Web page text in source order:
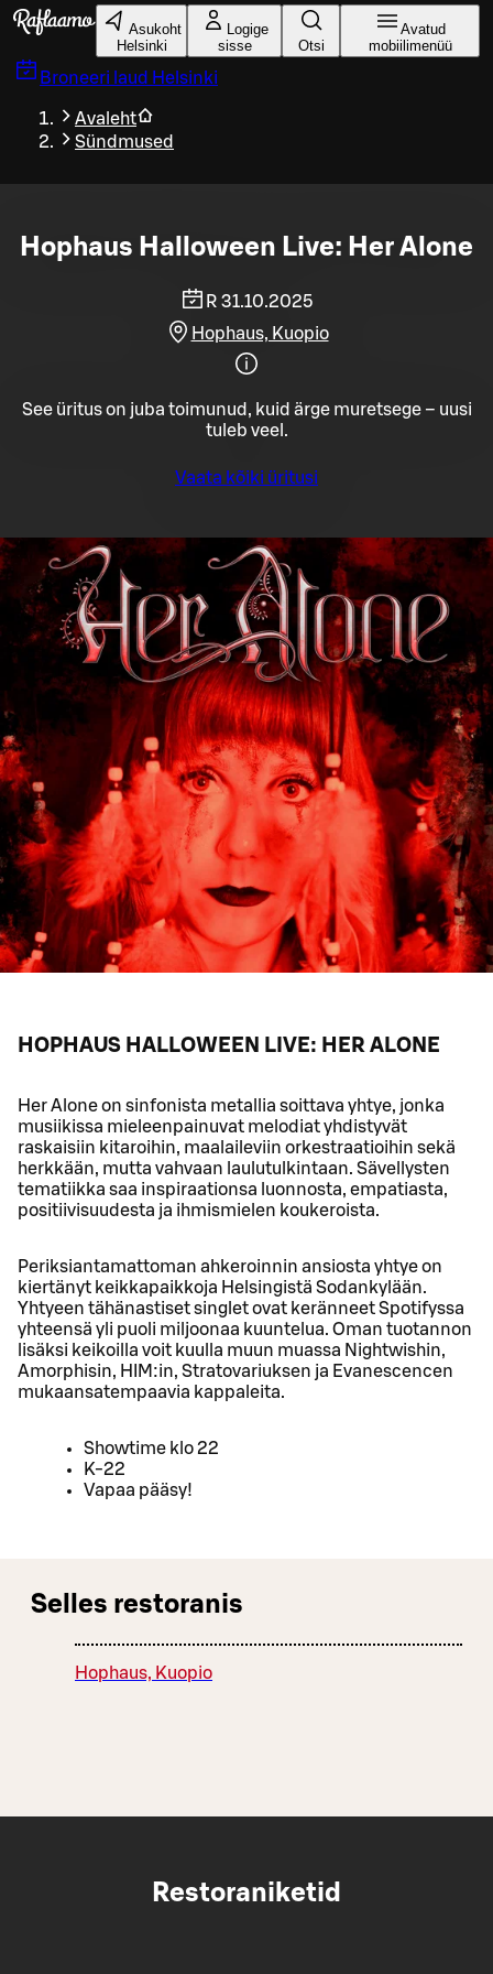
Liigu peamise sisu juurde
Asukoht
Helsinki
Logige
sisse
Otsi
Avatud
mobiilimenüü
Broneeri laud Helsinki
Avaleht
Sündmused
Hophaus Halloween Live: Her Alone
R 31.10.2025
Hophaus, Kuopio
See üritus on juba toimunud, kuid ärge muretsege – uusi
tuleb veel.
Vaata kõiki üritusi
HOPHAUS HALLOWEEN LIVE: HER ALONE
Her Alone on sinfonista metallia soittava yhtye, jonka
musiikissa mieleenpainuvat melodiat yhdistyvät
raskaisiin kitaroihin, maalaileviin orkestraatioihin sekä
herkkään, mutta vahvaan laulutulkintaan. Sävellysten
tematiikka saa inspiraationsa luonnosta, empatiasta,
positiivisuudesta ja ihmismielen koukeroista.
Periksiantamattoman ahkeroinnin ansiosta yhtye on
kiertänyt keikkapaikkoja Helsingistä Sodankylään.
Yhtyeen tähänastiset singlet ovat keränneet Spotifyssa
yhteensä yli puoli miljoonaa kuuntelua. Oman tuotannon
lisäksi keikoilla voit kuulla muun muassa Nightwishin,
Amorphisin, HIM:in, Stratovariuksen ja Evanescencen
mukaansatempaavia kappaleita.
Showtime klo 22
K-22
Vapaa pääsy!
Selles restoranis
Hophaus, Kuopio
Restoraniketid